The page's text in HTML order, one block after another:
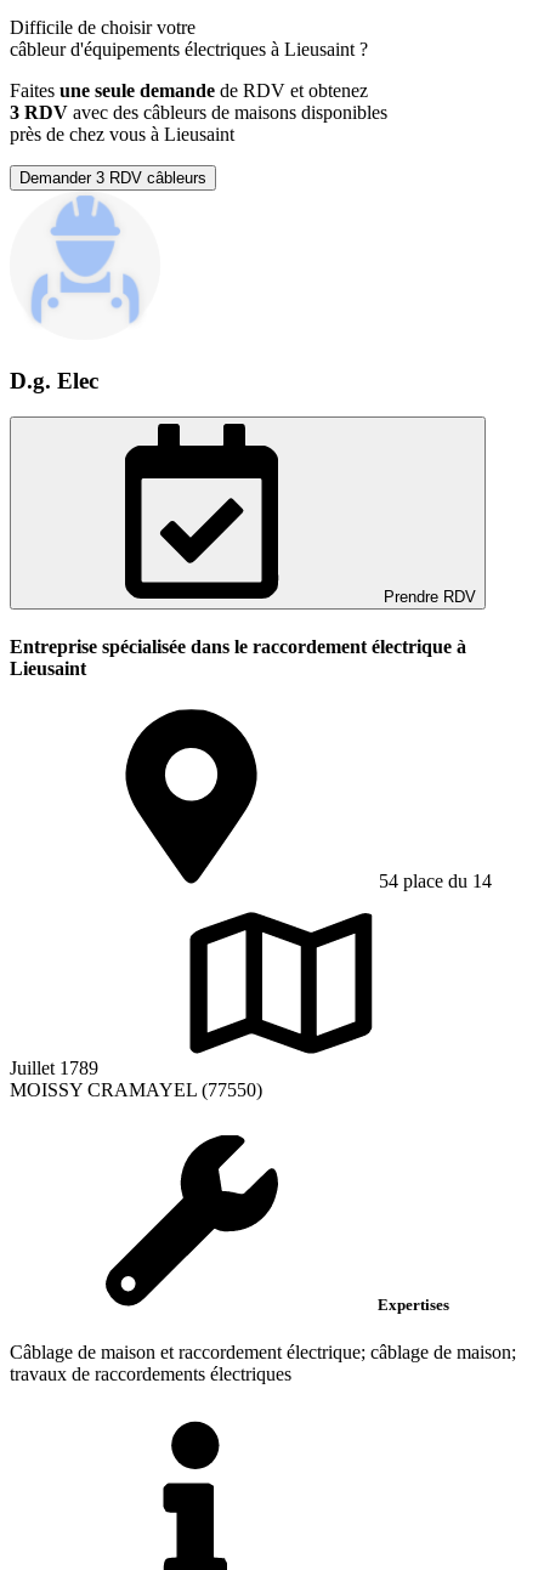
Difficile de choisir votre
câbleur d'équipements électriques à Lieusaint ?
Faites une seule demande de RDV et obtenez
3 RDV avec des câbleurs de maisons disponibles
près de chez vous à Lieusaint
Demander 3 RDV câbleurs
D.g. Elec
Prendre RDV
Entreprise spécialisée dans le raccordement électrique à
Lieusaint
54 place du 14
Juillet 1789
MOISSY CRAMAYEL (77550)
Expertises
Câblage de maison et raccordement électrique; câblage de maison;
travaux de raccordements électriques